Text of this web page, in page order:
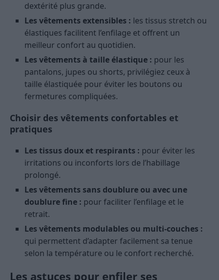
dextérité plus grande.
Les vêtements extensibles : les tissus stretch ou
élastiques facilitent l’enfilage et offrent un
meilleur confort au quotidien.
Les vêtements à taille élastique : pour les
pantalons, jupes ou shorts, privilégiez ceux à
taille élastiquée pour éviter les boutons ou
fermetures compliquées.
Choisir des vêtements confortables et
pratiques
Les tissus doux et respirants : pour éviter les
irritations ou inconforts lors de l’habillage
prolongé.
Les vêtements sans doublure ou avec une
doublure fine : pour faciliter l’enfilage et le
retrait.
Les vêtements modulables ou multi-couches :
qui permettent d’adapter facilement sa tenue
selon la température ou le confort recherché.
Les astuces pour enfiler ses